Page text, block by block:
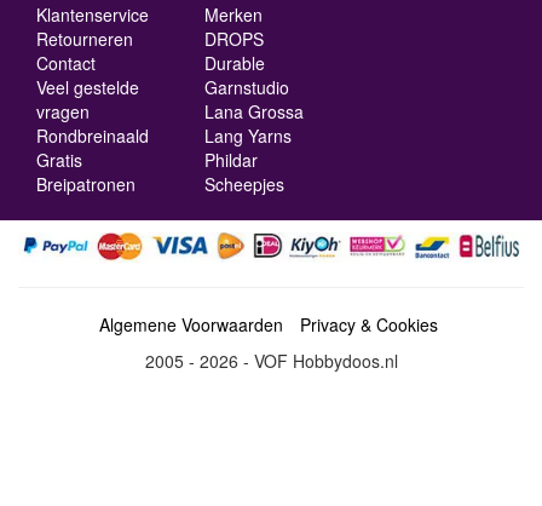
Klantenservice
Retourneren
Contact
Veel gestelde
vragen
Rondbreinaald
Gratis
Breipatronen
Merken
DROPS
Durable
Garnstudio
Lana Grossa
Lang Yarns
Phildar
Scheepjes
Algemene Voorwaarden
Privacy & Cookies
2005 - 2026 - VOF Hobbydoos.nl